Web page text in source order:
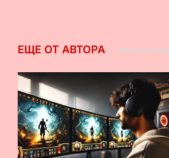
ЕЩЕ ОТ АВТОРА